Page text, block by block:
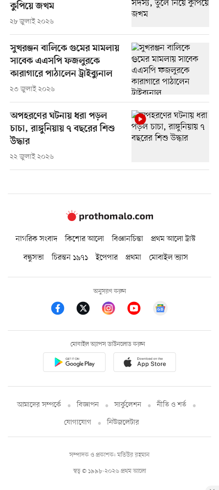
কুপিয়ে জখম
২৮ জুলাই ২০২৬
সুখরঞ্জন বালিকে গুমের মামলায়
সাবেক এএসপি ফজলুরকে
কারাগারে পাঠালেন ট্রাইব্যুনাল
২৩ জুলাই ২০২৬
অপহরণের ঘটনায় ধরা পড়ল
চাচা, রাঙ্গুনিয়ায় ৭ বছরের শিশু
উদ্ধার
২২ জুলাই ২০২৬
নাগরিক সংবাদ কিশোর আলো বিজ্ঞানচিন্তা
প্রথম আলো ট্রাস্ট
বন্ধুসভা
চিরন্তন ১৯৭১ ইপেপার প্রথমা মোবাইল ভ্যাস
অনুসরণ করুন
মোবাইল অ্যাপস ডাউনলোড করুন
আমাদের সম্পর্কে বিজ্ঞাপন সার্কুলেশন
নীতি ও শর্ত
যোগাযোগ
নিউজলেটার
স্বত্ব © ১৯৯৮-২০২৬ প্রথম আলো
সম্পাদক ও প্রকাশক: মতিউর রহমান